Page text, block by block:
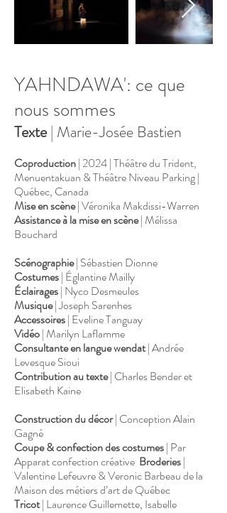
YAHNDAWA': ce que
nous sommes
Texte| Marie-Josée Bastien
Coproduction| 2024 | Théâtre du Trident,
Menuentakuan & Théâtre Niveau Parking|
Québec, Canada
Mise en scène| Véronika Makdissi-Warren
Assistance à la mise en scène| Mélissa
Bouchard
Scénographie| Sébastien Dionne
Costumes| Églantine Mailly
Éclairages| Nyco Desmeules
Musique| Joseph Sarenhes
Accessoires| Eveline Tanguay
Vidéo| Marilyn Laflamme
Consultante en langue wendat| Andrée
Levesque Sioui
Contribution au texte| Charles Bender et
Elisabeth Kaine
Construction du décor|​ Conception Alain
Gagné
Coupe & confection des costumes| Par
Apparat confection créative Broderies|
Valentine Lefeuvre & Veronic Barbeau de la
Maison des métiers d’art de Québec
Tricot| Laurence Guillemette, Isabelle